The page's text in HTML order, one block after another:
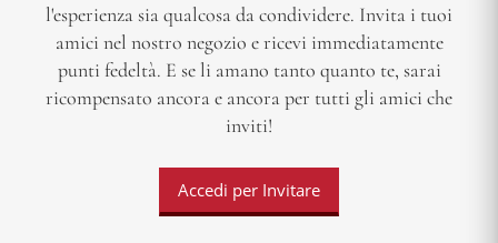
l'esperienza sia qualcosa da condividere. Invita i tuoi
amici nel nostro negozio e ricevi immediatamente
punti fedeltà. E se li amano tanto quanto te, sarai
ricompensato ancora e ancora per tutti gli amici che
inviti!
Accedi per Invitare